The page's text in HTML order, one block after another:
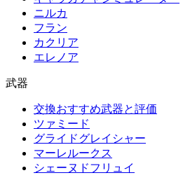
ニルカ
フラン
カクリア
エレノア
武器
交換おすすめ武器と評価
ツァミード
グライドグレイシャー
マーレルークス
シェーヌドフリュイ